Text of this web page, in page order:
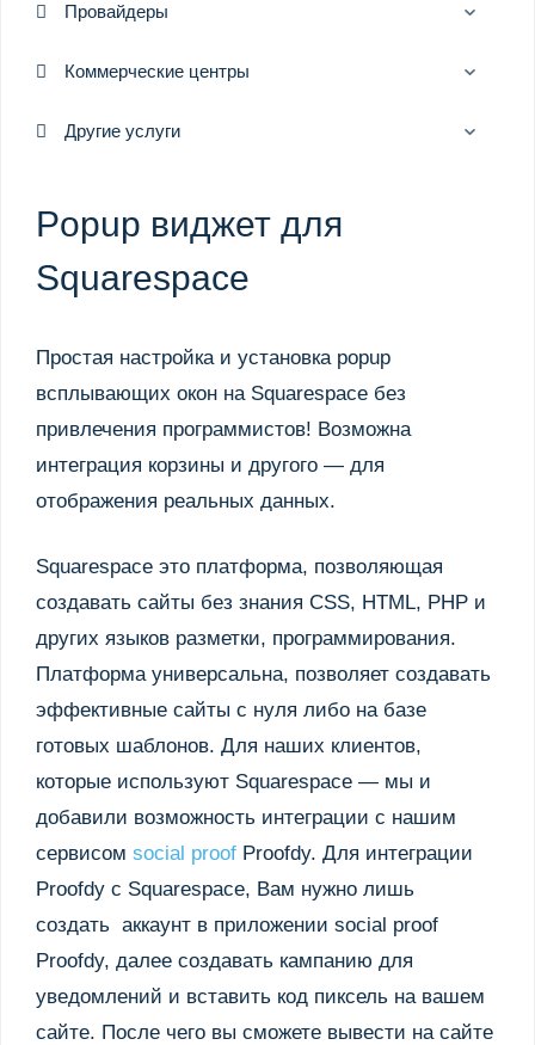
Провайдеры
Коммерческие центры
Другие услуги
Popup виджет для
Squarespace
Простая настройка и установка popup
всплывающих окон на Squarespace без
привлечения программистов! Возможна
интеграция корзины и другого — для
отображения реальных данных.
Squarespace это платформа, позволяющая
создавать сайты без знания CSS, HTML, PHP и
других языков разметки, программирования.
Платформа универсальна, позволяет создавать
эффективные сайты с нуля либо на базе
готовых шаблонов. Для наших клиентов,
которые используют Squarespace — мы и
добавили возможность интеграции с нашим
сервисом social proof Proofdy. Для интеграции
Proofdy с Squarespace, Вам нужно лишь
создать аккаунт в приложении social proof
Proofdy, далее создавать кампанию для
уведомлений и вставить код пиксель на вашем
сайте. После чего вы сможете вывести на сайте